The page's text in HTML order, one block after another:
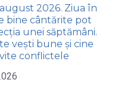
2026. Ziua în
bine cântărite pot
unei săptămâni.
vești bune și cine
conflictele